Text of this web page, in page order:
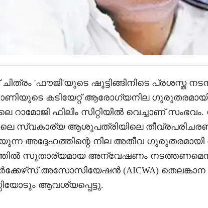
'ഫൗജി'യുടെ ഷൂട്ടിങ്ങിനിടെ പ്രശസ്ത
കടിയേറ്റ് ആരോഗ്യനില
റാമോജി ഫിലിം സിറ്റിയിൽ വെച്ചാണ്
സ്വകാര്യ ആശുപത്രിയിലെ
അദ്ദേഹത്തിന്റെ നില അതീവ
സുതാര്യമായ അന്വേഷണം
അസോസിയേഷൻ (AICWA) തെലങ്കാന
ആവശ്യപ്പെട്ടു.